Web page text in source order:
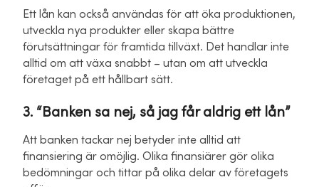
Ett lån kan också användas för att öka produktionen,
utveckla nya produkter eller skapa bättre
förutsättningar för framtida tillväxt. Det handlar inte
alltid om att växa snabbt – utan om att utveckla
företaget på ett hållbart sätt.
3. “Banken sa nej, så jag får aldrig ett lån”
Att banken tackar nej betyder inte alltid att
finansiering är omöjlig. Olika finansiärer gör olika
bedömningar och tittar på olika delar av företagets